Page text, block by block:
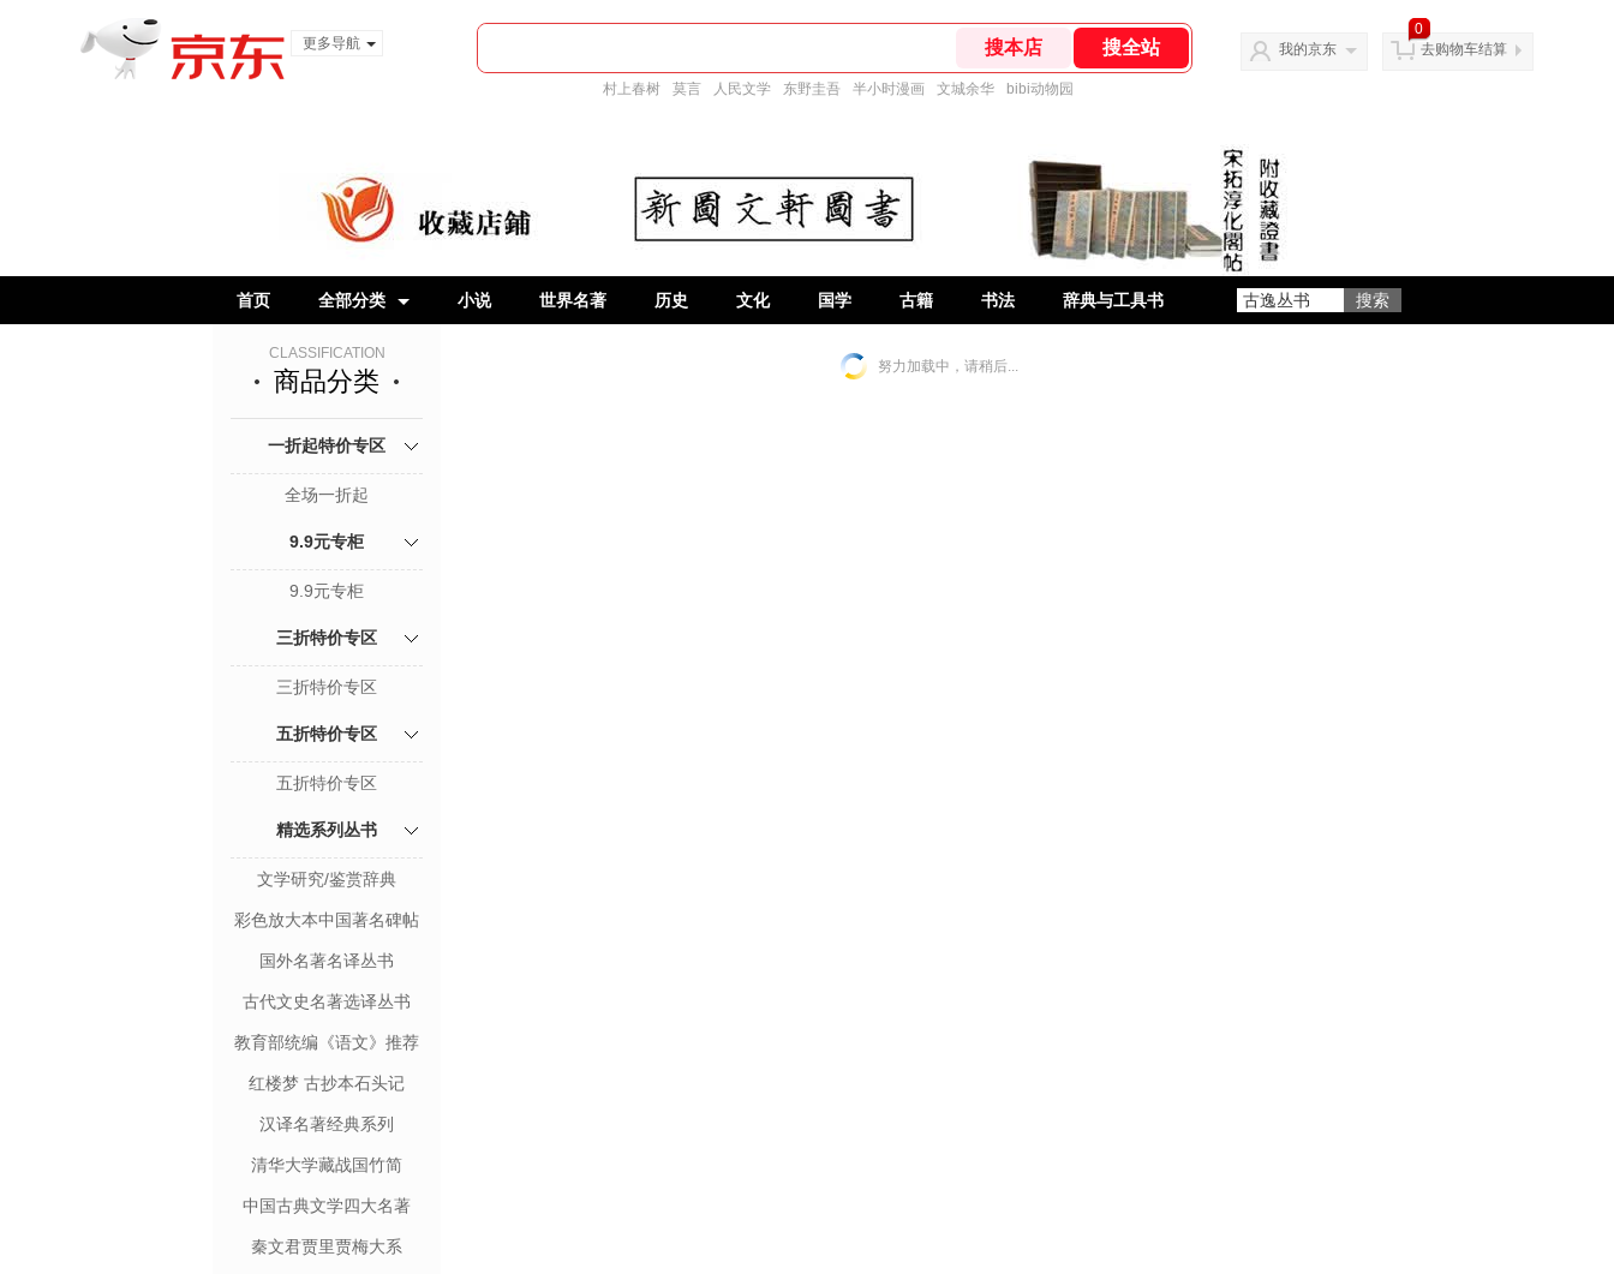
更多导航
村上春树 莫言 人民文学 东野圭吾 半小时漫画 文城余华 bibi动物园
我的京东
0
去购物车结算
首页 全部分类 小说 世界名著 历史 文化 国学 古籍 书法 辞典与工具书
CLASSIFICATION
商品分类
一折起特价专区
全场一折起
9.9元专柜
9.9元专柜
三折特价专区
三折特价专区
五折特价专区
五折特价专区
精选系列丛书
文学研究/鉴赏辞典
彩色放大本中国著名碑帖
国外名著名译丛书
古代文史名著选译丛书
教育部统编《语文》推荐
阅读丛书
红楼梦 古抄本石头记
汉译名著经典系列
清华大学藏战国竹简
中国古典文学四大名著
秦文君贾里贾梅大系
努力加载中，请稍后...